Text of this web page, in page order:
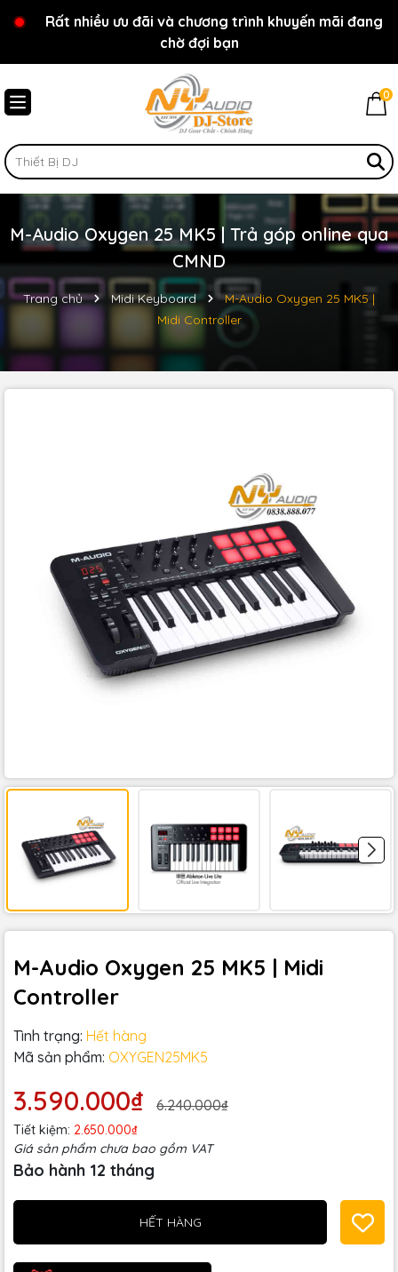
Chào mừng bạn đến với cửa hàng NY Audio - DJ
Store
Rất nhiều ưu đãi và chương trình khuyến mãi đang
chờ đợi bạn
0
M-Audio Oxygen 25 MK5 | Trả góp online qua
CMND
Trang chủ Midi Keyboard
M-Audio Oxygen 25 MK5 |
Midi Controller
M-Audio Oxygen 25 MK5 | Midi
Controller
Tình trạng: Hết hàng
Mã sản phẩm: OXYGEN25MK5
3.590.000₫ 6.240.000₫
Tiết kiệm: 2.650.000₫
Giá sản phẩm chưa bao gồm VAT
Bảo hành 12 tháng
HẾT HÀNG